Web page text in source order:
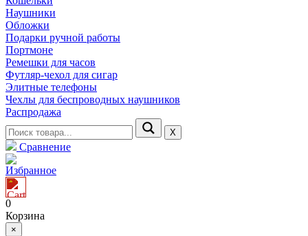
Наушники
Обложки
Подарки ручной работы
Портмоне
Ремешки для часов
Футляр-чехол для сигар
Элитные телефоны
Чехлы для беспроводных наушников
Распродажа
Х
Сравнение
Избранное
0
Корзина
×